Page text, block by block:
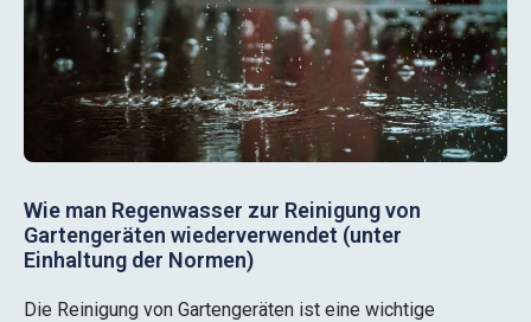
Wie man Regenwasser zur Reinigung von
Gartengeräten wiederverwendet (unter
Einhaltung der Normen)
Die Reinigung von Gartengeräten ist eine wichtige